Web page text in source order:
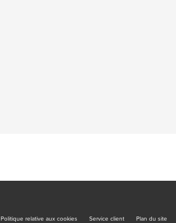
Politique relative aux cookies Service client Plan du site